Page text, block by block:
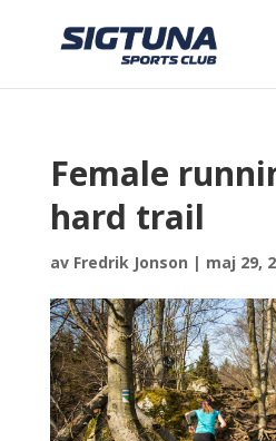
Female
hard trail
av Fredrik Jonson | maj 29,